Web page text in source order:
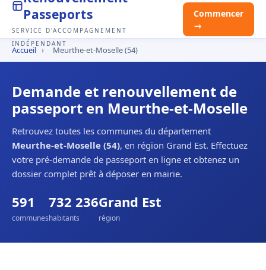
Passeports
SERVICE D'ACCOMPAGNEMENT
INDÉPENDANT
Commencer
→
Accueil › Meurthe-et-Moselle (54)
Demande et renouvellement de
passeport en Meurthe-et-Moselle
Retrouvez toutes les communes du département
Meurthe-et-Moselle (54), en région Grand Est. Effectuez
votre pré-demande de passeport en ligne et obtenez un
dossier complet prêt à déposer en mairie.
591
communes
732 236
habitants
Grand Est
région